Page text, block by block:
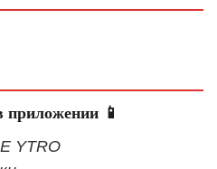
📱
YTRO